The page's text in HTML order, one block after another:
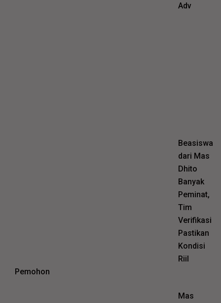
Adv
Beasiswa
dari Mas
Dhito
Banyak
Peminat,
Tim
Verifikasi
Pastikan
Kondisi
Riil
Pemohon
Mas